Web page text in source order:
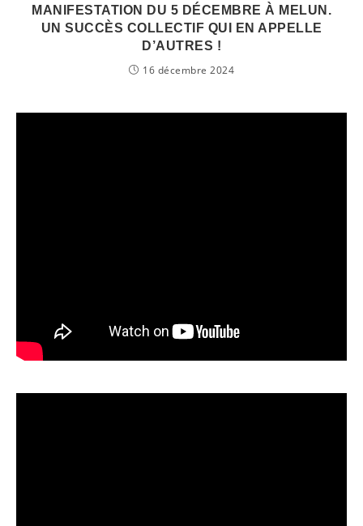
MANIFESTATION DU 5 DÉCEMBRE À MELUN.
UN SUCCÈS COLLECTIF QUI EN APPELLE
D’AUTRES !
16 décembre 2024